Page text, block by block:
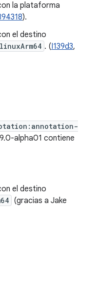
la plataforma
).
el destino
linuxArm64 . (I139d3,
alpha01 contiene
el destino
(gracias a Jake